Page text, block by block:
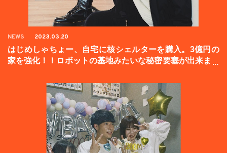
NEWS 2023.03.20
はじめしゃちょー、自宅に核シェルターを購入。3億円の
家を強化！！ロボットの基地みたいな秘密要塞が出来まし